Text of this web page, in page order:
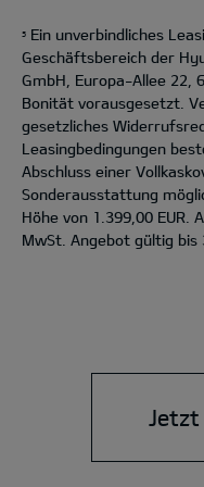
5
Ein unverbindliches
Geschäftsbereich der
GmbH, Europa-Allee 22,
Bonität vorausgesetzt.
gesetzliches
Leasingbedingungen
Abschluss einer
Sonderausstattung
Höhe von 1.399,00 EUR.
MwSt. Angebot gültig bis
Jetzt